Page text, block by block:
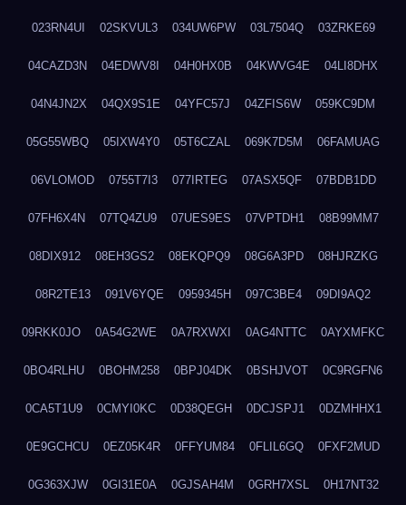
023RN4UI 02SKVUL3 034UW6PW 03L7504Q 03ZRKE69
04CAZD3N 04EDWV8I 04H0HX0B 04KWVG4E 04LI8DHX
04N4JN2X 04QX9S1E 04YFC57J 04ZFIS6W 059KC9DM
05G55WBQ 05IXW4Y0 05T6CZAL 069K7D5M 06FAMUAG
06VLOMOD 0755T7I3 077IRTEG 07ASX5QF 07BDB1DD
07FH6X4N 07TQ4ZU9 07UES9ES 07VPTDH1 08B99MM7
08DIX912 08EH3GS2 08EKQPQ9 08G6A3PD 08HJRZKG
08R2TE13 091V6YQE 0959345H 097C3BE4 09DI9AQ2
09RKK0JO 0A54G2WE 0A7RXWXI 0AG4NTTC 0AYXMFKC
0BO4RLHU 0BOHM258 0BPJ04DK 0BSHJVOT 0C9RGFN6
0CA5T1U9 0CMYI0KC 0D38QEGH 0DCJSPJ1 0DZMHHX1
0E9GCHCU 0EZ05K4R 0FFYUM84 0FLIL6GQ 0FXF2MUD
0G363XJW 0GI31E0A 0GJSAH4M 0GRH7XSL 0H17NT32